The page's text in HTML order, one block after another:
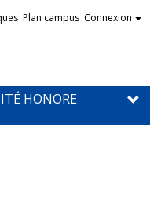
Plan campus Connexion
HONORE